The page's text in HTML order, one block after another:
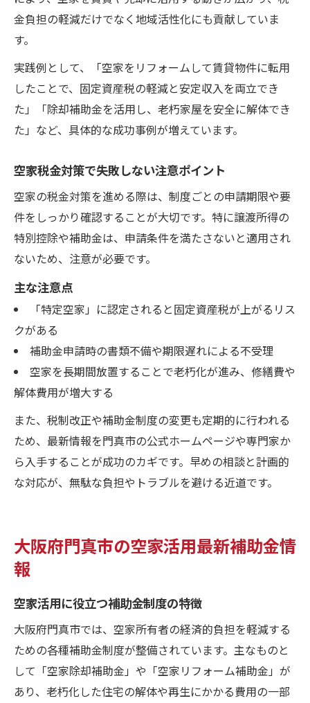
金負担の軽減だけでなく地域活性化にも貢献していま
す。
実践例として、「空家をリフォームして賃貸物件に転用
したことで、固定資産税の軽減と安定収入を両立でき
た」「除却補助金を活用し、老朽家屋を安全に解体でき
た」など、具体的な成功事例が増えています。
空家税金対策で失敗しない注意ポイント
空家の税金対策を進める際は、制度ごとの申請期限や要
件をしっかり確認することが大切です。特に譲渡所得の
特別控除や補助金は、申請条件を満たさないと適用され
ないため、注意が必要です。
主な注意点
「特定空家」に認定されると固定資産税が上がるリス
クがある
補助金申請時の書類不備や期限遅れによる不受理
空家を長期間放置することで老朽化が進み、修繕費や
解体費用が増大する
また、税制改正や補助金制度の変更も定期的に行われる
ため、最新情報を門真市の公式ホームページや専門家か
ら入手することが成功のカギです。早めの相談と計画的
な対応が、無駄な負担やトラブルを避ける近道です。
大阪府門真市の空家活用最新補助金情
報
空家活用に役立つ補助金制度の特徴
大阪府門真市では、空家所有者の経済的負担を軽減する
ための各種補助金制度が整備されています。主なものと
して「空家除却補助金」や「空家リフォーム補助金」が
あり、老朽化した住宅の解体や再生にかかる費用の一部